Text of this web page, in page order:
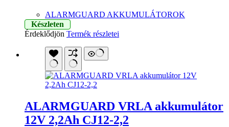
ALARMGUARD AKKUMULÁTOROK
Készleten
Érdeklődjön Termék részletei
ALARMGUARD VRLA akkumulátor
12V 2,2Ah CJ12-2,2